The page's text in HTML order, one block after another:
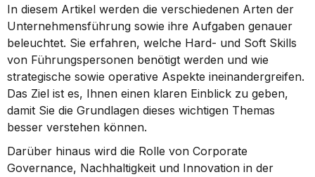
In diesem Artikel werden die verschiedenen Arten der
Unternehmensführung sowie ihre Aufgaben genauer
beleuchtet. Sie erfahren, welche Hard- und Soft Skills
von Führungspersonen benötigt werden und wie
strategische sowie operative Aspekte ineinandergreifen.
Das Ziel ist es, Ihnen einen klaren Einblick zu geben,
damit Sie die Grundlagen dieses wichtigen Themas
besser verstehen können.
Darüber hinaus wird die Rolle von Corporate
Governance, Nachhaltigkeit und Innovation in der